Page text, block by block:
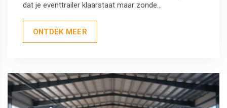
dat je eventtrailer klaarstaat maar zonde...
ONTDEK MEER